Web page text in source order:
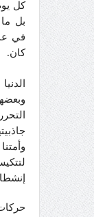
كل
بل
في
كان.